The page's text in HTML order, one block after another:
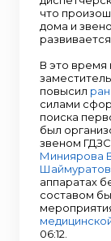
что
дома и
развивается.
В это
повысил
силами
поиска
был
звеном
Миниярова
аппаратах
составом
06:12.